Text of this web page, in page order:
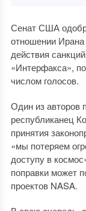
Сенат США
отношении
действия
«Интерфакса»,
числом голосов.
Один из авторов
республиканец
принятия
«мы потеряем
доступу в
поправки может
проектов NASA.